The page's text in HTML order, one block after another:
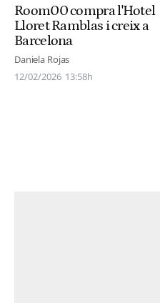
Room00 compra l'Hotel
Lloret Ramblas i creix a
Barcelona
Daniela Rojas
12/02/2026 13:58h